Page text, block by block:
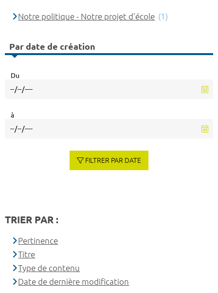
Notre politique - Notre projet d'école (1)
Par date de création
Du
à
FILTRER PAR DATE
TRIER PAR :
Pertinence
Titre
Type de contenu
Date de dernière modification